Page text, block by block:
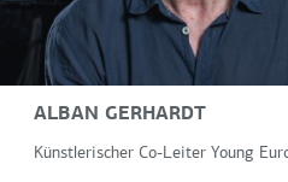
ALBAN GERHARDT
Künstlerischer Co-Leiter Young